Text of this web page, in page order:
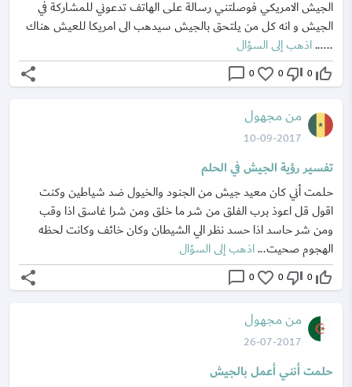
الجيش الامريكي فوصلتني رسالة على الهاتف تدعوني للمشاركة في
الجيش و انه كل من يلتحق بالجيش سيدهب الى امريكا للعيش هناك
......اذهب إلى السؤال
thumb_up_off_alt
0
thumb_down_off_alt
0
favorite_border
0
chat_bubble_outline
share
من مجهول
10-09-2017
تفسير رؤية الجيش في الحلم
حلمت أني كان معيد جيش من الجنود والخيول ضد شياطين وكنت
اقول قل اعوذ برب الفلق من شر ما خلق ومن شرا غاسق اذا وقب
ومن شر حاسد اذا حسد نظر الي الشيطان وكان خائف وكانت لحظه
الهجوم صحيت...اذهب إلى السؤال
thumb_up_off_alt
0
thumb_down_off_alt
0
favorite_border
0
chat_bubble_outline
share
من مجهول
26-07-2017
حلمت أنني أعمل بالجيش